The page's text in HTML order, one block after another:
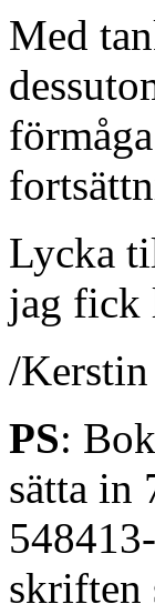
Med
Lycka
jag fick
/Kerstin
PS:
sätta in
skriften